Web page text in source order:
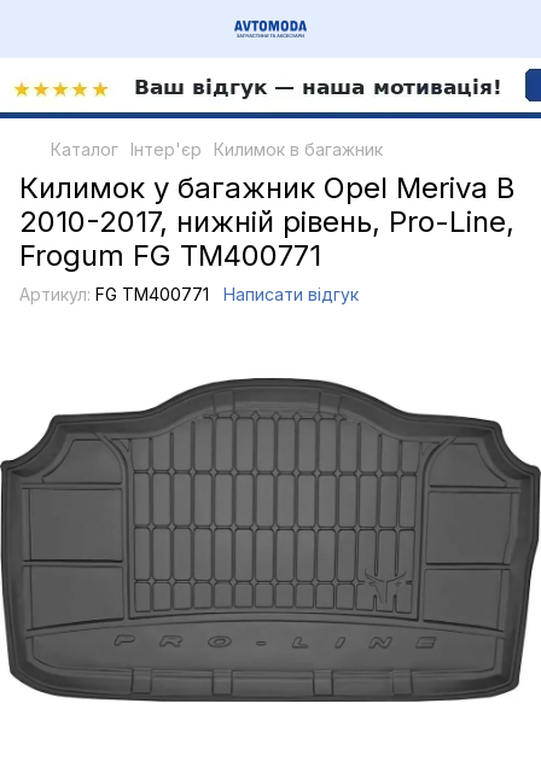
Каталог Інтер'єр Килимок в багажник
Килимок у багажник Opel Meriva B
2010-2017, нижній рівень, Pro-Line,
Frogum FG TM400771
Артикул: FG TM400771 Написати відгук